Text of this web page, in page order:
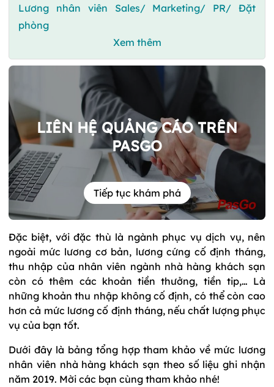
Lương nhân viên Sales/ Marketing/ PR/ Đặt
phòng
Xem thêm
LIÊN HỆ QUẢNG CÁO TRÊN
PASGO
Tiếp tục khám phá
Đặc biệt, với đặc thù là ngành phục vụ dịch vụ, nên
ngoài mức lương cơ bản, lương cứng cố định tháng,
thu nhập của nhân viên ngành nhà hàng khách sạn
còn có thêm các khoản tiền thưởng, tiền tip,… Là
những khoản thu nhập không cố định, có thể còn cao
hơn cả mức lương cố định tháng, nếu chất lượng phục
vụ của bạn tốt.
Dưới đây là bảng tổng hợp tham khảo về mức lương
nhân viên nhà hàng khách sạn theo số liệu ghi nhận
năm 2019. Mời các bạn cùng tham khảo nhé!